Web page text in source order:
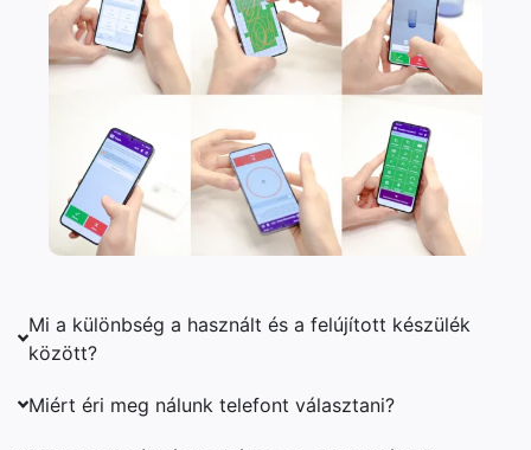
Mi a különbség a használt és a felújított készülék
között?
Miért éri meg nálunk telefont választani?